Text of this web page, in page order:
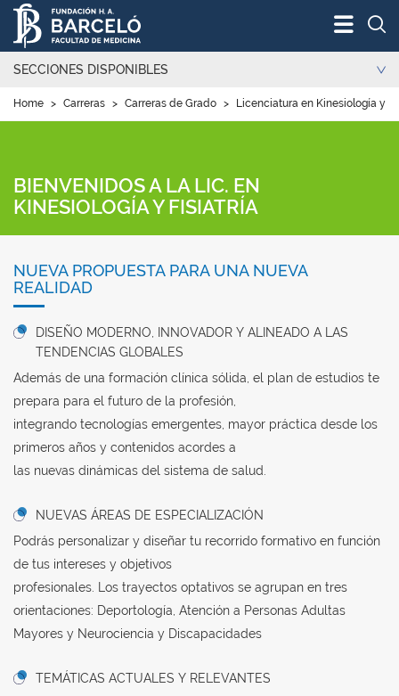
SECCIONES DISPONIBLES
Home > Carreras > Carreras de Grado > Licenciatura en Kinesiología y
BIENVENIDOS A LA LIC. EN
KINESIOLOGÍA Y FISIATRÍA
NUEVA PROPUESTA PARA UNA NUEVA
REALIDAD
DISEÑO MODERNO, INNOVADOR Y ALINEADO A LAS
TENDENCIAS GLOBALES
Además de una formación clínica sólida, el plan de estudios te
prepara para el futuro de la profesión,
integrando tecnologías emergentes, mayor práctica desde los
primeros años y contenidos acordes a
las nuevas dinámicas del sistema de salud.
NUEVAS ÁREAS DE ESPECIALIZACIÓN
Podrás personalizar y diseñar tu recorrido formativo en función
de tus intereses y objetivos
profesionales. Los trayectos optativos se agrupan en tres
orientaciones: Deportología, Atención a Personas Adultas
Mayores y Neurociencia y Discapacidades
TEMÁTICAS ACTUALES Y RELEVANTES